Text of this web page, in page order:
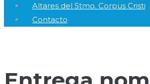
Altares del Stmo. Corpus Cristi
Contacto